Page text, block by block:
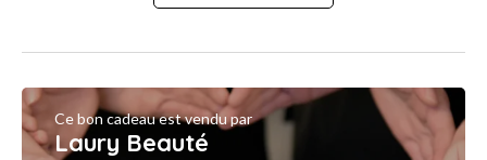
Ce bon cadeau est vendu par
Laury Beauté